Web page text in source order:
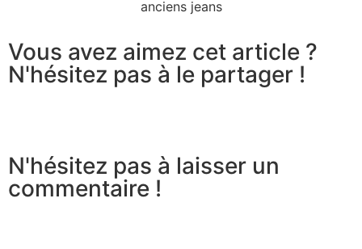
Vous avez aimez cet article ?
N'hésitez pas à le partager !
N'hésitez pas à laisser un
commentaire !